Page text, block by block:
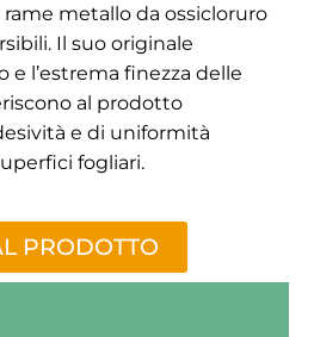
metallo da ossicloruro
Il suo originale
l’estrema finezza delle
al prodotto
e di uniformità
fogliari.
PRODOTTO